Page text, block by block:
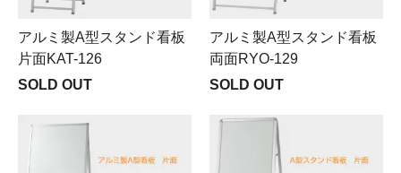
アルミ製A型スタンド看板
片面KAT-126
SOLD OUT
アルミ製A型スタンド看板
両面RYO-129
SOLD OUT